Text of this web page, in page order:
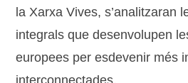
la Xarxa Vives, s’analitzaran
integrals que desenvolupen
europees per esdevenir més
interconnectades.